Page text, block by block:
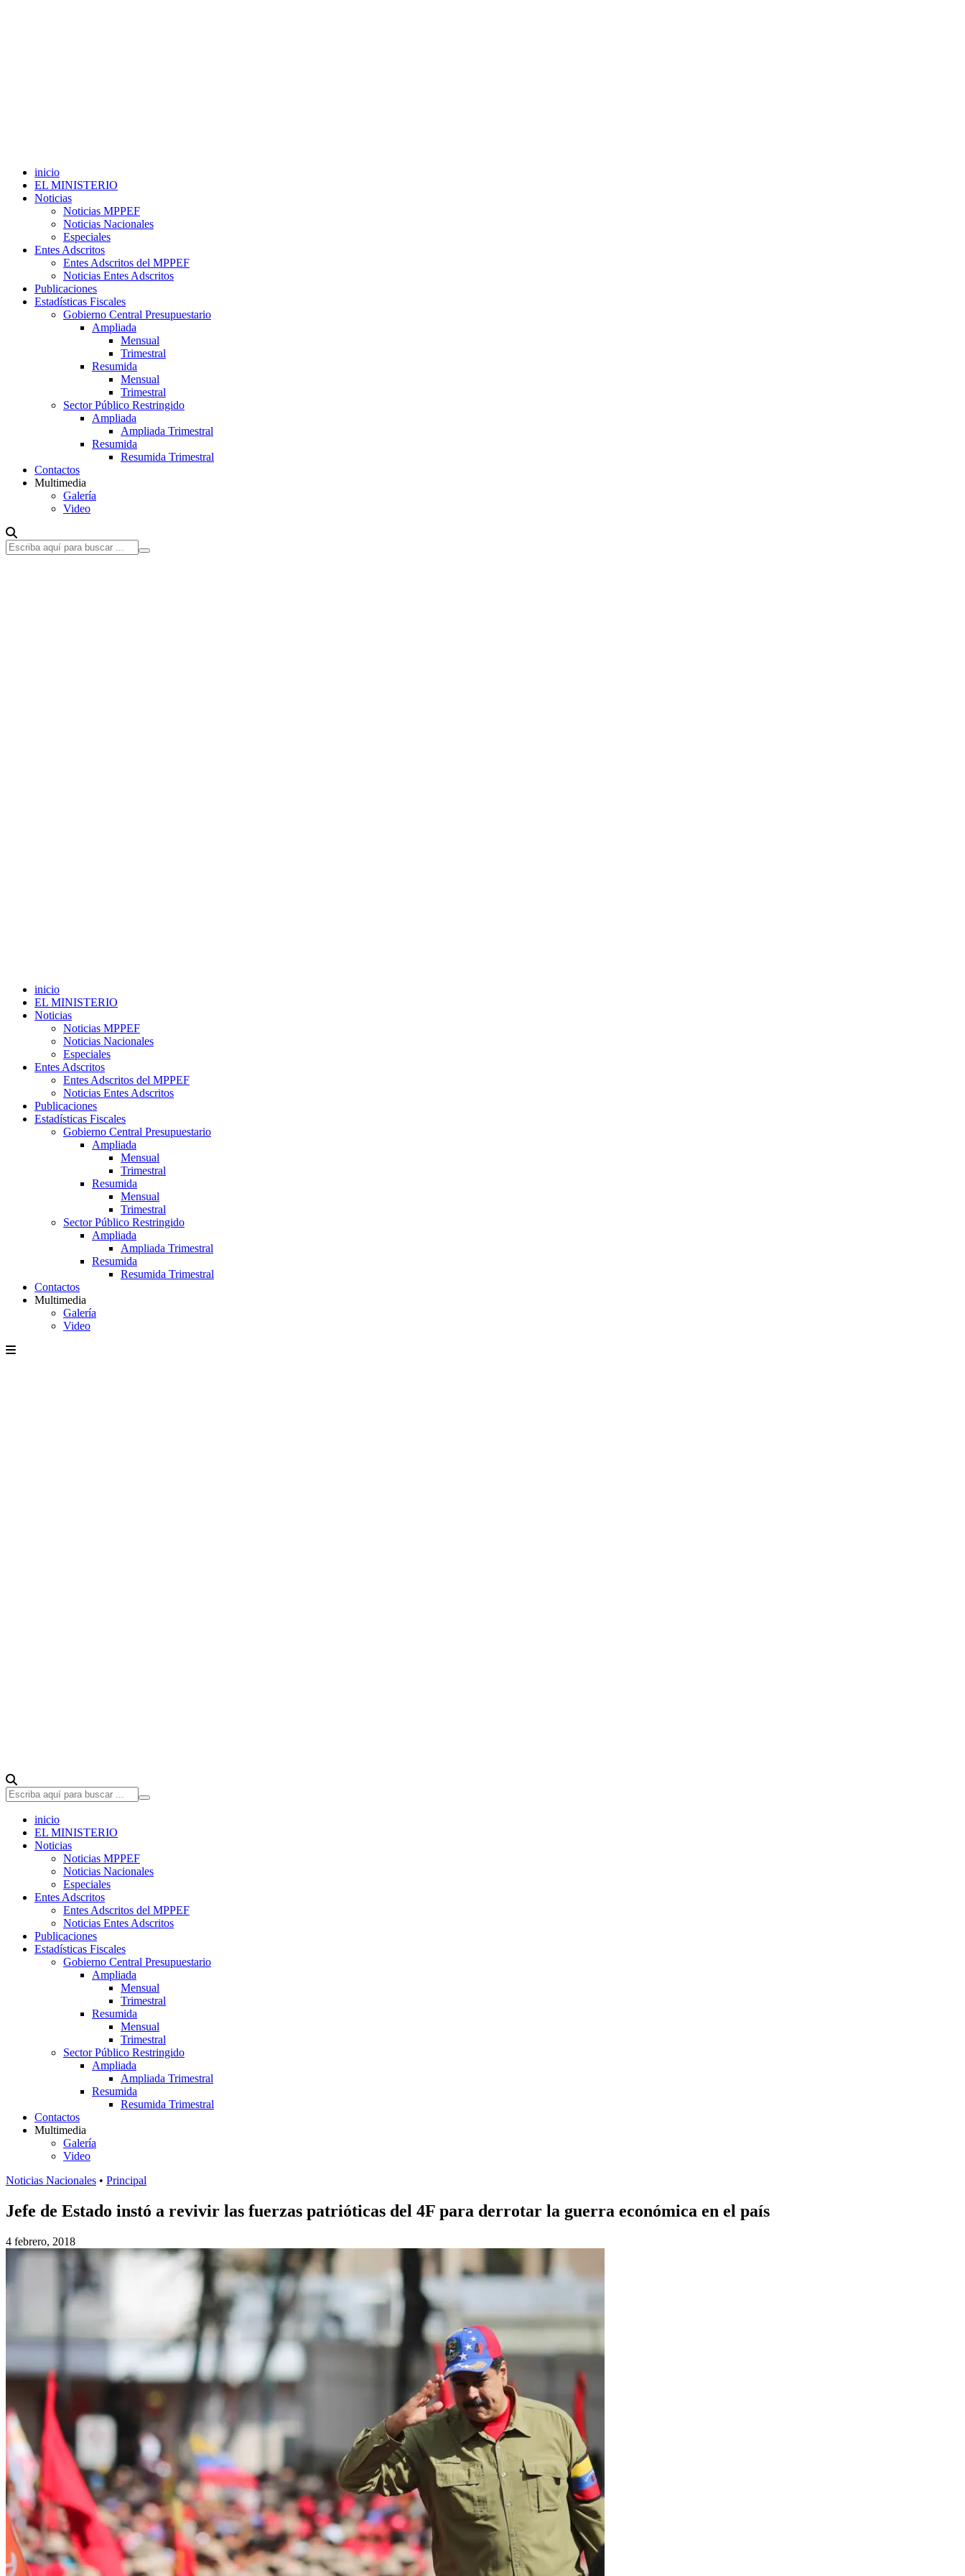
inicio
EL MINISTERIO
Noticias
Noticias MPPEF
Noticias Nacionales
Especiales
Entes Adscritos
Entes Adscritos del MPPEF
Noticias Entes Adscritos
Publicaciones
Estadísticas Fiscales
Gobierno Central Presupuestario
Ampliada
Mensual
Trimestral
Resumida
Mensual
Trimestral
Sector Público Restringido
Ampliada
Ampliada Trimestral
Resumida
Resumida Trimestral
Contactos
Multimedia
Galería
Video
inicio
EL MINISTERIO
Noticias
Noticias MPPEF
Noticias Nacionales
Especiales
Entes Adscritos
Entes Adscritos del MPPEF
Noticias Entes Adscritos
Publicaciones
Estadísticas Fiscales
Gobierno Central Presupuestario
Ampliada
Mensual
Trimestral
Resumida
Mensual
Trimestral
Sector Público Restringido
Ampliada
Ampliada Trimestral
Resumida
Resumida Trimestral
Contactos
Multimedia
Galería
Video
inicio
EL MINISTERIO
Noticias
Noticias MPPEF
Noticias Nacionales
Especiales
Entes Adscritos
Entes Adscritos del MPPEF
Noticias Entes Adscritos
Publicaciones
Estadísticas Fiscales
Gobierno Central Presupuestario
Ampliada
Mensual
Trimestral
Resumida
Mensual
Trimestral
Sector Público Restringido
Ampliada
Ampliada Trimestral
Resumida
Resumida Trimestral
Contactos
Multimedia
Galería
Video
Noticias Nacionales • Principal
Jefe de Estado instó a revivir las fuerzas patrióticas del 4F para derrotar la guerra económica en el país
4 febrero, 2018